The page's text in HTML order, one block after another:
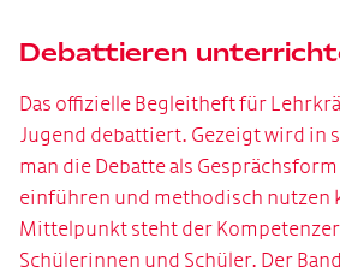
Debattieren
Das offizielle Begleitheft für
Jugend debattiert. Gezeigt wird in
man die Debatte als
einführen und methodisch nutzen
Mittelpunkt steht der
Schülerinnen und Schüler. Der